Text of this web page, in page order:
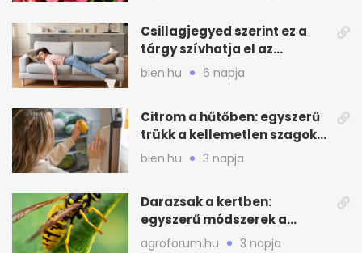
Csillagjegyed szerint ez a
tárgy szívhatja el az
otthonod energiáját
bien.hu 6 napja
Citrom a hűtőben: egyszerű
trükk a kellemetlen szagok
ellen
bien.hu 3 napja
Darazsak a kertben:
egyszerű módszerek a
távoltartásukra nyáron
agroforum.hu 3 napja